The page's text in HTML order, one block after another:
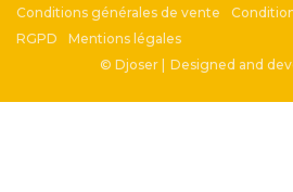
Conditions générales de vente
RGPD
Mentions légales
© Djoser |
Designed and